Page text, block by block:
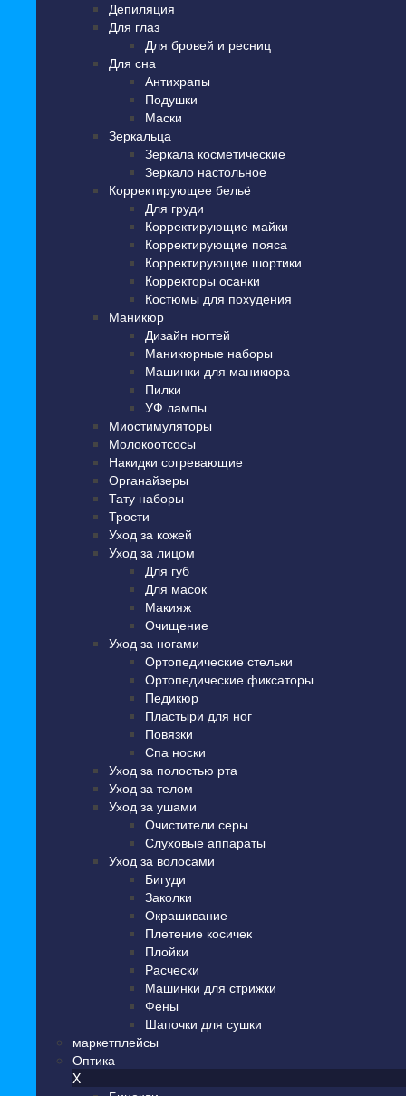
Депиляция
Для глаз
Для бровей и ресниц
Для сна
Антихрапы
Подушки
Маски
Зеркальца
Зеркала косметические
Зеркало настольное
Корректирующее бельё
Для груди
Корректирующие майки
Корректирующие пояса
Корректирующие шортики
Корректоры осанки
Костюмы для похудения
Маникюр
Дизайн ногтей
Маникюрные наборы
Машинки для маникюра
Пилки
УФ лампы
Миостимуляторы
Молокоотсосы
Накидки согревающие
Органайзеры
Тату наборы
Трости
Уход за кожей
Уход за лицом
Для губ
Для масок
Макияж
Очищение
Уход за ногами
Ортопедические стельки
Ортопедические фиксаторы
Педикюр
Пластыри для ног
Повязки
Спа носки
Уход за полостью рта
Уход за телом
Уход за ушами
Очистители серы
Слуховые аппараты
Уход за волосами
Бигуди
Заколки
Окрашивание
Плетение косичек
Плойки
Расчески
Машинки для стрижки
Фены
Шапочки для сушки
маркетплейсы
Оптика
X